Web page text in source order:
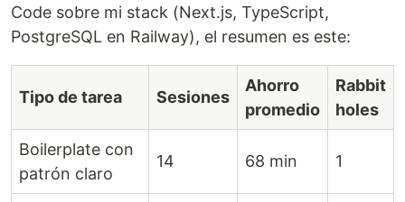
Code sobre mi stack (Next.js, TypeScript,
PostgreSQL en Railway), el resumen es este:
Tipo de tarea Sesiones
Ahorro
promedio
Rabbit
holes
Boilerplate con
patrón claro
14 68 min 1